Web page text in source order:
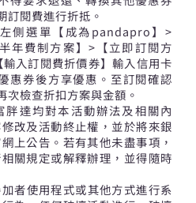
訂閱費進行折抵。
側選單【成為pandapro】>
半年費制方案】>【立即訂閱方
入訂閱費折價券】輸入信用卡
惠券後方享優惠。至訂閱確認
次檢查折扣方案與金額。
胖達均對本活動辦法及相關內
改及活動終止權，並於將來銀
上公告。若有其他未盡事項，
關規定或解釋辦理，並得隨時
者使用程式或其他方式進行系